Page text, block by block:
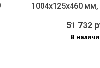
1004х125х460 мм,
51 732
В